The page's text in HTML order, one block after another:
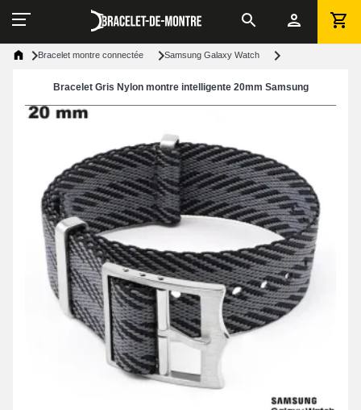
Bracelet montre connectée Samsung Galaxy Watch
Bracelet Gris Nylon montre intelligente 20mm Samsung